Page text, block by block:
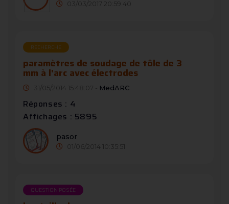
03/03/2017 20:59:40
RECHERCHE
paramètres de soudage de tôle de 3
mm à l'arc avec électrodes
31/05/2014 15:48:07 - MedARC
Réponses : 4
Affichages : 5895
pasor
01/06/2014 10:35:51
QUESTION POSÉE